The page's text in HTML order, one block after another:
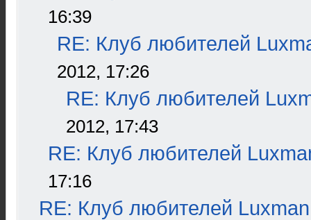
16:39
RE: Клуб любителей
2012, 17:26
RE: Клуб любителей
2012, 17:43
RE: Клуб любителей
17:16
RE: Клуб любителей Luxman